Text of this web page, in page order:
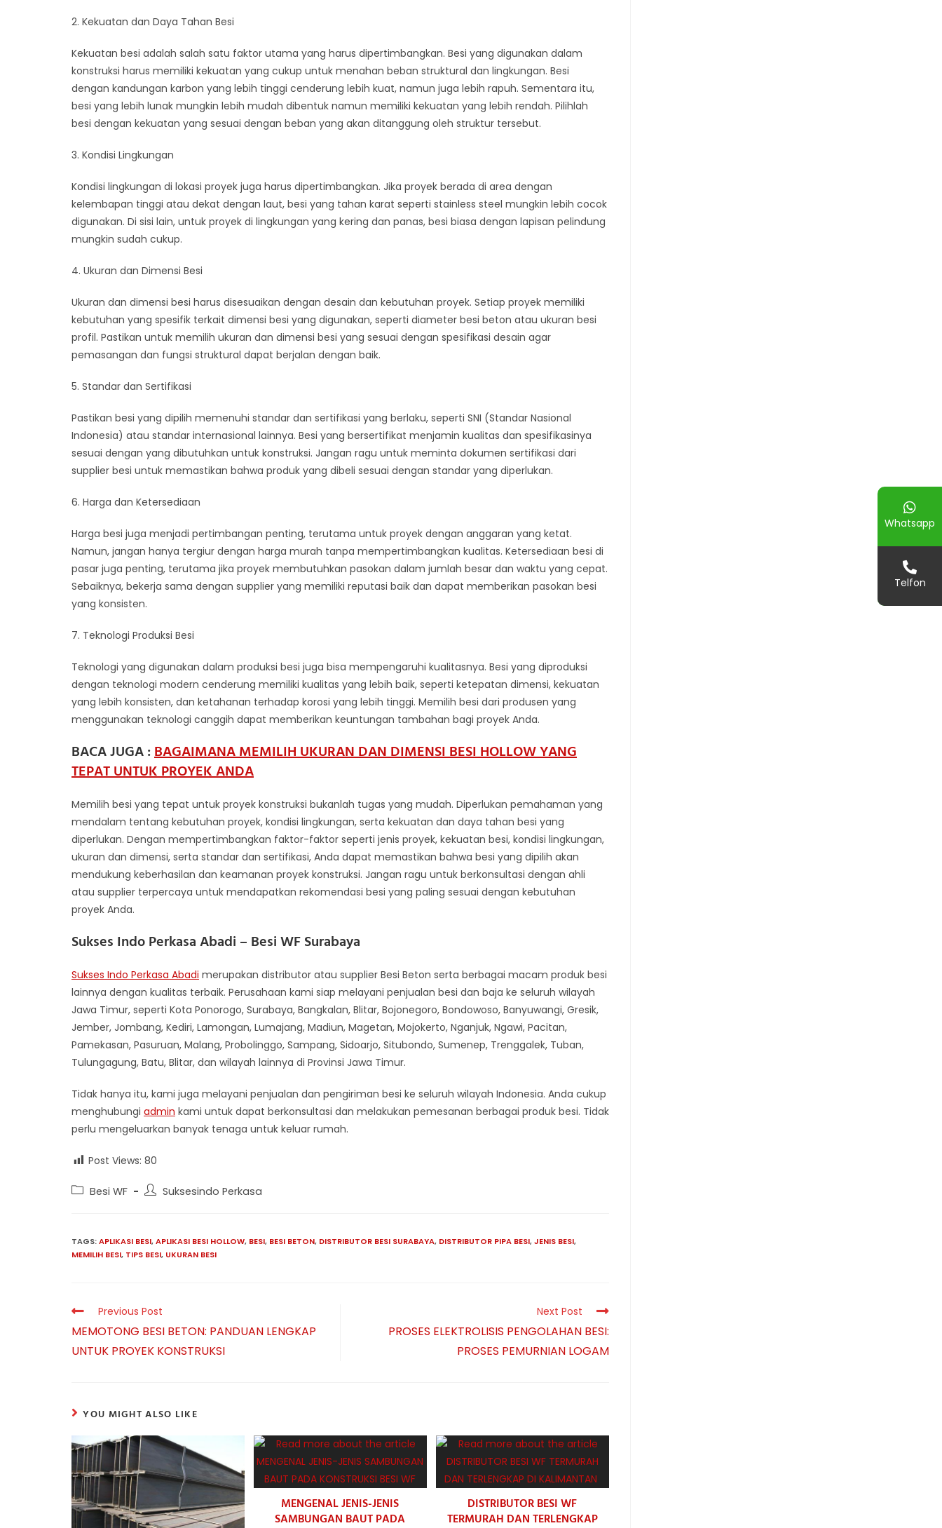
2. Kekuatan dan Daya Tahan Besi
Kekuatan besi adalah salah satu faktor utama yang harus dipertimbangkan. Besi yang digunakan dalam
konstruksi harus memiliki kekuatan yang cukup untuk menahan beban struktural dan lingkungan. Besi
dengan kandungan karbon yang lebih tinggi cenderung lebih kuat, namun juga lebih rapuh. Sementara itu,
besi yang lebih lunak mungkin lebih mudah dibentuk namun memiliki kekuatan yang lebih rendah. Pilihlah
besi dengan kekuatan yang sesuai dengan beban yang akan ditanggung oleh struktur tersebut.
3. Kondisi Lingkungan
Kondisi lingkungan di lokasi proyek juga harus dipertimbangkan. Jika proyek berada di area dengan
kelembapan tinggi atau dekat dengan laut, besi yang tahan karat seperti stainless steel mungkin lebih cocok
digunakan. Di sisi lain, untuk proyek di lingkungan yang kering dan panas, besi biasa dengan lapisan pelindung
mungkin sudah cukup.
4. Ukuran dan Dimensi Besi
Ukuran dan dimensi besi harus disesuaikan dengan desain dan kebutuhan proyek. Setiap proyek memiliki
kebutuhan yang spesifik terkait dimensi besi yang digunakan, seperti diameter besi beton atau ukuran besi
profil. Pastikan untuk memilih ukuran dan dimensi besi yang sesuai dengan spesifikasi desain agar
pemasangan dan fungsi struktural dapat berjalan dengan baik.
5. Standar dan Sertifikasi
Pastikan besi yang dipilih memenuhi standar dan sertifikasi yang berlaku, seperti SNI (Standar Nasional
Indonesia) atau standar internasional lainnya. Besi yang bersertifikat menjamin kualitas dan spesifikasinya
sesuai dengan yang dibutuhkan untuk konstruksi. Jangan ragu untuk meminta dokumen sertifikasi dari
supplier besi untuk memastikan bahwa produk yang dibeli sesuai dengan standar yang diperlukan.
6. Harga dan Ketersediaan
Harga besi juga menjadi pertimbangan penting, terutama untuk proyek dengan anggaran yang ketat.
Namun, jangan hanya tergiur dengan harga murah tanpa mempertimbangkan kualitas. Ketersediaan besi di
pasar juga penting, terutama jika proyek membutuhkan pasokan dalam jumlah besar dan waktu yang cepat.
Sebaiknya, bekerja sama dengan supplier yang memiliki reputasi baik dan dapat memberikan pasokan besi
yang konsisten.
7. Teknologi Produksi Besi
Teknologi yang digunakan dalam produksi besi juga bisa mempengaruhi kualitasnya. Besi yang diproduksi
dengan teknologi modern cenderung memiliki kualitas yang lebih baik, seperti ketepatan dimensi, kekuatan
yang lebih konsisten, dan ketahanan terhadap korosi yang lebih tinggi. Memilih besi dari produsen yang
menggunakan teknologi canggih dapat memberikan keuntungan tambahan bagi proyek Anda.
BACA JUGA :BAGAIMANA MEMILIH UKURAN DAN DIMENSI BESI HOLLOW YANG
TEPAT UNTUK PROYEK ANDA
Memilih besi yang tepat untuk proyek konstruksi bukanlah tugas yang mudah. Diperlukan pemahaman yang
mendalam tentang kebutuhan proyek, kondisi lingkungan, serta kekuatan dan daya tahan besi yang
diperlukan. Dengan mempertimbangkan faktor-faktor seperti jenis proyek, kekuatan besi, kondisi lingkungan,
ukuran dan dimensi, serta standar dan sertifikasi, Anda dapat memastikan bahwa besi yang dipilih akan
mendukung keberhasilan dan keamanan proyek konstruksi. Jangan ragu untuk berkonsultasi dengan ahli
atau supplier terpercaya untuk mendapatkan rekomendasi besi yang paling sesuai dengan kebutuhan
proyek Anda.
Sukses Indo Perkasa Abadi – Besi WF Surabaya
Sukses Indo Perkasa Abadi merupakan distributor atau supplier Besi Beton serta berbagai macam produk besi
lainnya dengan kualitas terbaik. Perusahaan kami siap melayani penjualan besi dan baja ke seluruh wilayah
Jawa Timur, seperti Kota Ponorogo, Surabaya, Bangkalan, Blitar, Bojonegoro, Bondowoso, Banyuwangi, Gresik,
Jember, Jombang, Kediri, Lamongan, Lumajang, Madiun, Magetan, Mojokerto, Nganjuk, Ngawi, Pacitan,
Pamekasan, Pasuruan, Malang, Probolinggo, Sampang, Sidoarjo, Situbondo, Sumenep, Trenggalek, Tuban,
Tulungagung, Batu, Blitar, dan wilayah lainnya di Provinsi Jawa Timur.
Tidak hanya itu, kami juga melayani penjualan dan pengiriman besi ke seluruh wilayah Indonesia. Anda cukup
menghubungi admin kami untuk dapat berkonsultasi dan melakukan pemesanan berbagai produk besi. Tidak
perlu mengeluarkan banyak tenaga untuk keluar rumah.
Post Views: 80
PostBesi WF
PostSuksesindo Perkasa
TAGS:APLIKASI BESI,APLIKASI BESI HOLLOW, BESI, BESI BETON, DISTRIBUTOR BESI SURABAYA, DISTRIBUTOR PIPA BESI,JENIS BESI,
MEMILIH BESI, TIPS BESI, UKURAN BESI
Read
more
articles
Previous Post
MEMOTONG BESI BETON: PANDUAN LENGKAP
UNTUK PROYEK KONSTRUKSI
Next Post
PROSES ELEKTROLISIS PENGOLAHAN BESI:
PROSES PEMURNIAN LOGAM
YOU MIGHT ALSO LIKE
MENGENAL JENIS-JENIS
SAMBUNGAN BAUT PADA
DISTRIBUTOR BESI WF
TERMURAH DAN TERLENGKAP
Whatsapp
Telfon